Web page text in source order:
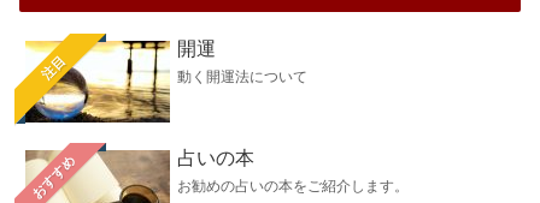
注目
開運
動く開運法について
おすすめ 占いの本
お勧めの占いの本をご紹介します。